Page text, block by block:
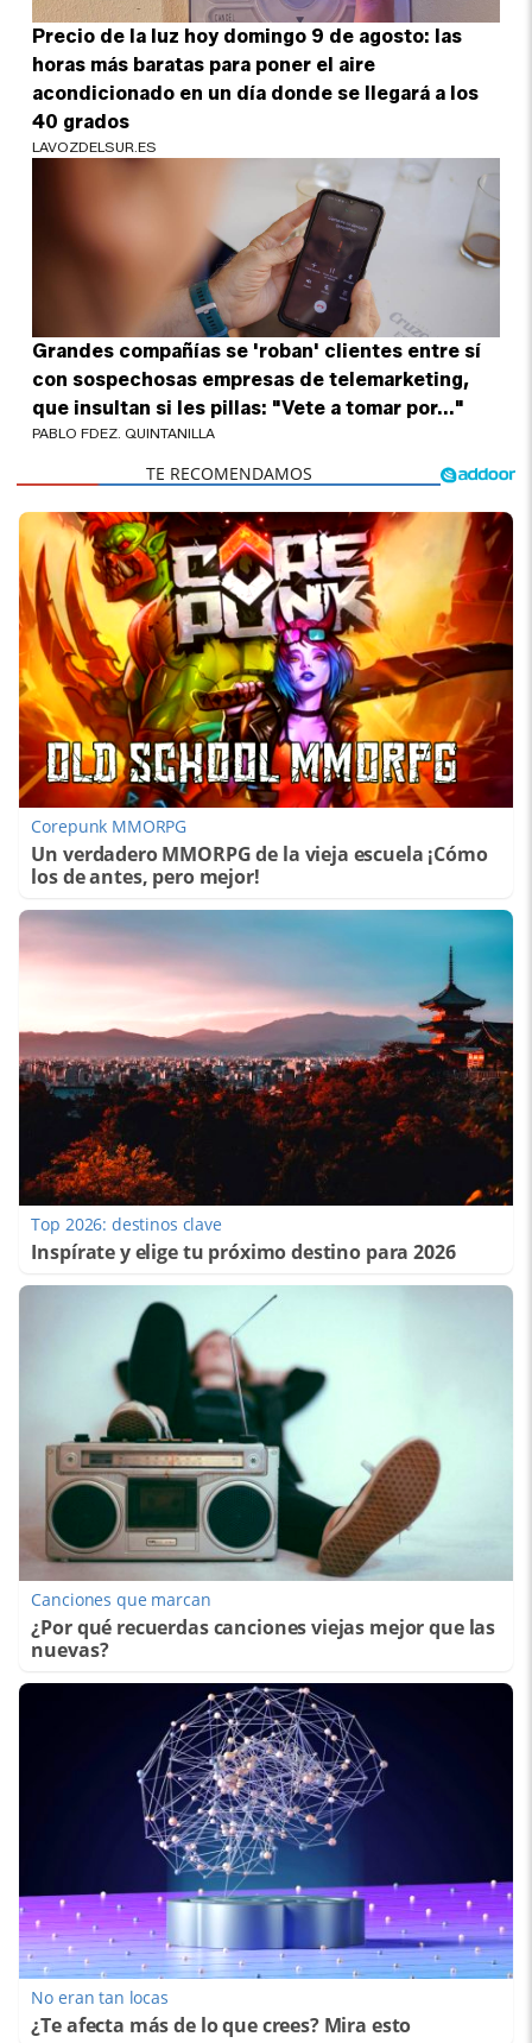
Precio de la luz hoy domingo 9 de agosto: las
horas más baratas para poner el aire
acondicionado en un día donde se llegará a los
40 grados
LAVOZDELSUR.ES
Grandes compañías se 'roban' clientes entre sí
con sospechosas empresas de telemarketing,
que insultan si les pillas: "Vete a tomar por..."
PABLO FDEZ. QUINTANILLA
Corepunk MMORPG
Un verdadero MMORPG de la vieja escuela ¡Cómo
los de antes, pero mejor!
Top 2026: destinos clave
Inspírate y elige tu próximo destino para 2026
Canciones que marcan
¿Por qué recuerdas canciones viejas mejor que las
nuevas?
No eran tan locas
¿Te afecta más de lo que crees? Mira esto